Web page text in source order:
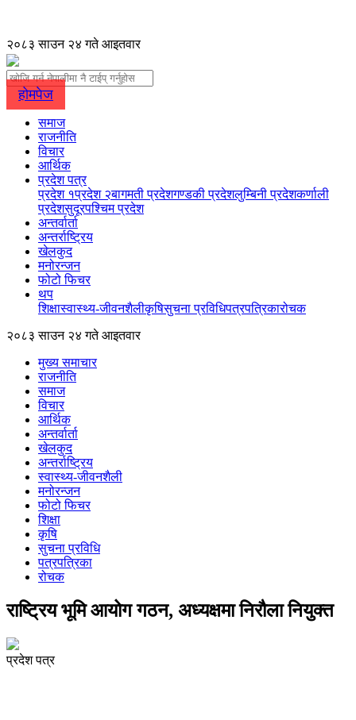
२०८३ साउन २४ गते आइतवार
होमपेज
समाज
राजनीति
विचार
आर्थिक
प्रदेश पत्र
प्रदेश १प्रदेश २बागमती प्रदेशगण्डकी प्रदेशलुम्बिनी प्रदेशकर्णाली
प्रदेशसुदूरपश्चिम प्रदेश
अन्तर्वार्ता
अन्तर्राष्ट्रिय
खेलकुद
मनोरन्जन
फोटो फिचर
थप
शिक्षास्वास्थ्य-जीवनशैलीकृषिसुचना प्रविधिपत्रपत्रिकारोचक
२०८३ साउन २४ गते आइतवार
मुख्य समाचार
राजनीति
समाज
विचार
आर्थिक
अन्तर्वार्ता
खेलकुद
अन्तर्राष्ट्रिय
स्वास्थ्य-जीवनशैली
मनोरन्जन
फोटो फिचर
शिक्षा
कृषि
सुचना प्रविधि
पत्रपत्रिका
रोचक
राष्ट्रिय भूमि आयोग गठन, अध्यक्षमा निरौला नियुक्त
प्रदेश पत्र